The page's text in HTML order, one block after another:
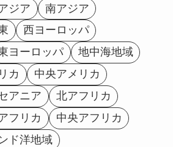
ジア
南アジア
西ヨーロッパ
ヨーロッパ
地中海地域
カ
中央アメリカ
アニア
北アフリカ
フリカ
中央アフリカ
ド洋地域